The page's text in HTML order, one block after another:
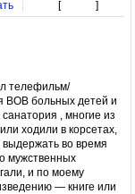
| [
]
телефильм/
ВОВ больных детей и
санатория , многие из
ходили в корсетах,
во время
мужственных
и по моему
— книге или